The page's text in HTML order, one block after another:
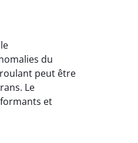
du
peut être
Le
et